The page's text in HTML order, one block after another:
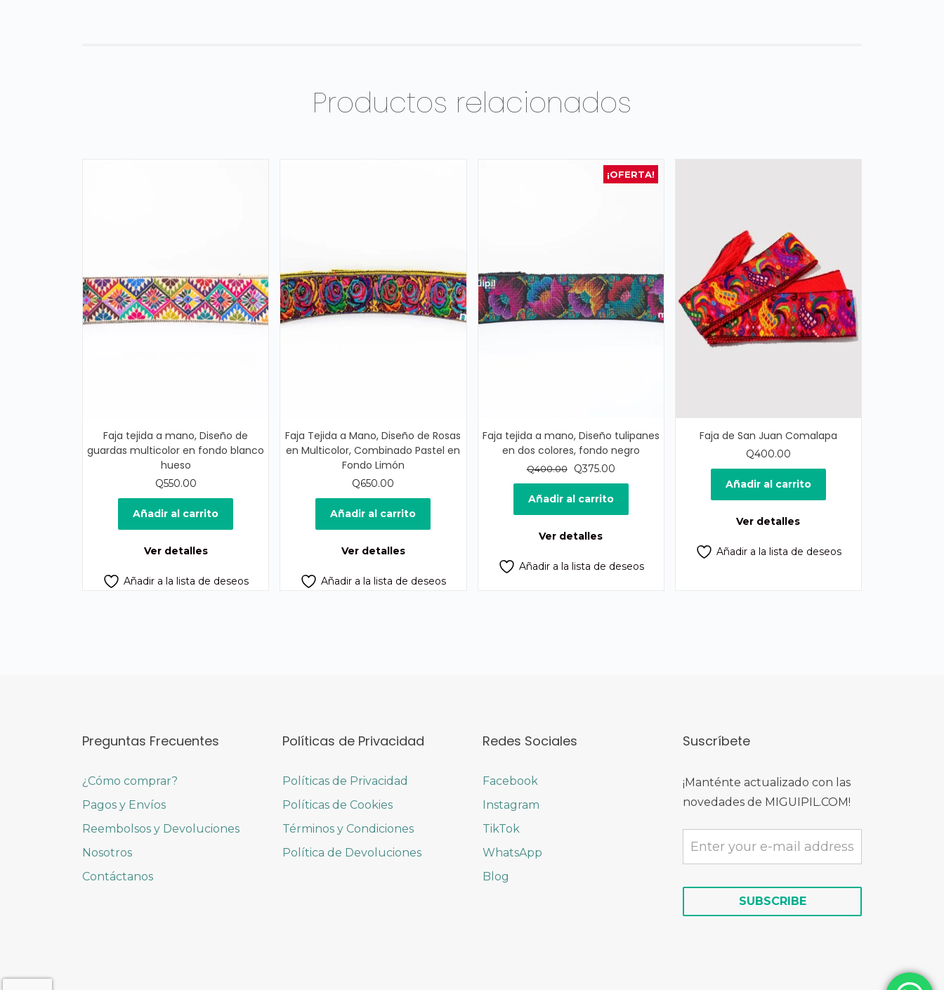
Productos relacionados
Faja tejida a mano, Diseño de
guardas multicolor en fondo blanco
hueso
Q550.00
Añadir al carrito
Ver detalles
Añadir a la lista de deseos
Faja Tejida a Mano, Diseño de Rosas
en Multicolor, Combinado Pastel en
Fondo Limón
Q650.00
Añadir al carrito
Ver detalles
Añadir a la lista de deseos
¡OFERTA!
Faja tejida a mano, Diseño tulipanes
en dos colores, fondo negro
Q400.00
El
precio
original
era:
Q375.00El
precio
es:
Añadir al carrito
Ver detalles
Añadir a la lista de deseos
Faja de San Juan Comalapa
Q400.00
Añadir al carrito
Ver detalles
Añadir a la lista de deseos
Preguntas Frecuentes
¿Cómo comprar?
Pagos y Envíos
Reembolsos y Devoluciones
Nosotros
Contáctanos
Políticas de Privacidad
Políticas de Privacidad
Políticas de Cookies
Términos y Condiciones
Política de Devoluciones
Redes Sociales
Facebook
Instagram
TikTok
WhatsApp
Blog
Suscríbete
¡Manténte actualizado con las
novedades de MIGUIPIL.COM!